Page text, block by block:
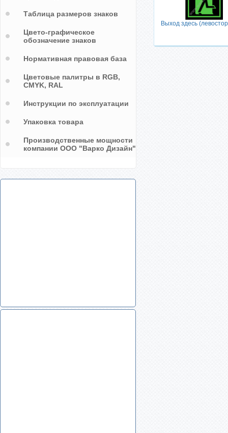
Выход здесь
Таблица размеров знаков
Цвето-графическое
обозначение знаков
Нормативная правовая база
Цветовые палитры в RGB,
CMYK, RAL
Инструкции по эксплуатации
Упаковка товара
Производственные мощности
компании ООО "Варко Дизайн"